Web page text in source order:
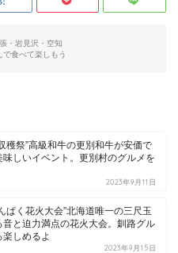
・岩見沢・空知
食べて楽しもう
穫祭”高級和牛の更別和牛が安価で
味しいイベント。更別村のグルメを
2023年9月11日
ぱく花火大会”北海道唯一の三尺玉
音と迫力満点の花火大会。釧路グル
楽しめるよ
2023年9月15日